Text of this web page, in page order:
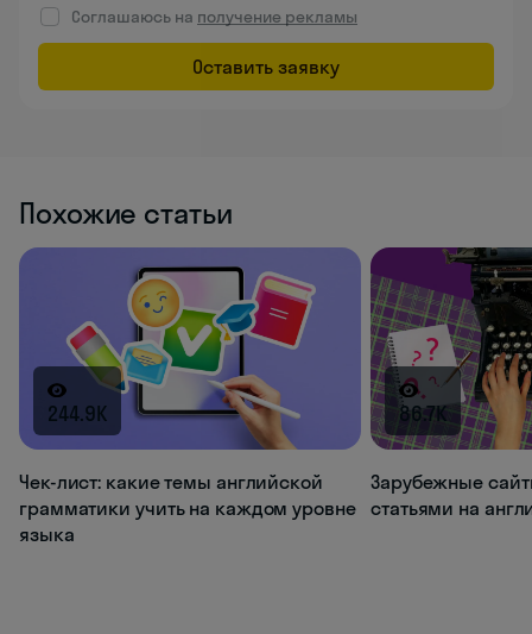
Соглашаюсь на получение рекламы
Оставить заявку
Похожие статьи
244.9K
Чек-лист: какие темы английской
грамматики учить на каждом уровне
языка
86.7K
Зарубежные
статьями на